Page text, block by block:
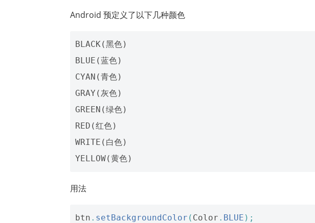
Android 预定义了以下几种颜色
BLACK(黑色)
BLUE(蓝色)
CYAN(青色)
GRAY(灰色)
GREEN(绿色)
RED(红色)
WRITE(白色)
用法
btn . setBackgroundColor ( Color . BLUE );